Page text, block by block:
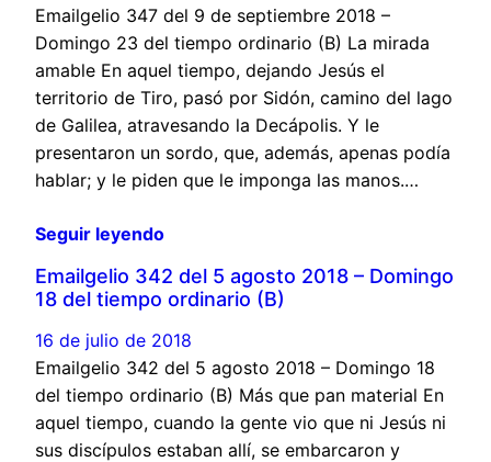
Emailgelio 347 del 9 de septiembre 2018 –
Domingo 23 del tiempo ordinario (B) La mirada
amable En aquel tiempo, dejando Jesús el
territorio de Tiro, pasó por Sidón, camino del lago
de Galilea, atravesando la Decápolis. Y le
presentaron un sordo, que, además, apenas podía
hablar; y le piden que le imponga las manos.…
Seguir leyendo
Emailgelio 342 del 5 agosto 2018 – Domingo
18 del tiempo ordinario (B)
16 de julio de 2018
Emailgelio 342 del 5 agosto 2018 – Domingo 18
del tiempo ordinario (B) Más que pan material En
aquel tiempo, cuando la gente vio que ni Jesús ni
sus discípulos estaban allí, se embarcaron y